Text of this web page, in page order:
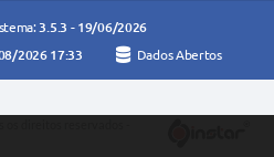
3.5.3 - 19/06/2026
2026 17:33 Dados Abertos